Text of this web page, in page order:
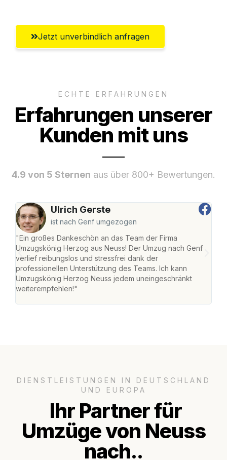
Jetzt unverbindlich anfragen
ECHTE ERFAHRUNGEN
Erfahrungen unserer
Kunden mit uns
4.9 von 5 Sternen aus über 800+ Bewertungen.
Ulrich Gerste
ist nach Genf umgezogen
"Ein großes Dankeschön an das Team der Firma
Umzugskönig Herzog aus Neuss! Der Umzug nach Genf
verlief reibungslos und stressfrei dank der
professionellen Unterstützung des Teams. Ich kann
Umzugskönig Herzog Neuss jedem uneingeschränkt
weiterempfehlen!"
DIENSTLEISTUNGEN IN DEUTSCHLAND
UND EUROPA
Ihr Partner für
Umzüge von Neuss
nach..